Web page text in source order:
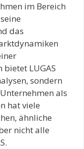
im Bereich
das
LUGAS
sondern
als
hat viele
ähnliche
nicht alle